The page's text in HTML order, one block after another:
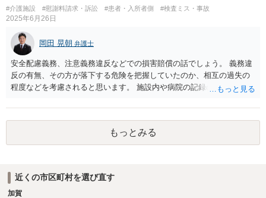
#介護施設 #慰謝料請求・訴訟 #患者・入所者側 #検査ミス・事故
2025年6月26日
岡田 晃朝 弁護士
安全配慮義務、注意義務違反などでの損害賠償の話でしょう。 義務違
反の有無、その方が落下する危険を把握していたのか、相互の過失の
程度などを考慮されると思います。 施設内や病院の記録の取得が必要
には会えて連絡せずに、証拠保全の手続きの検討も必要です（不意打
ちで、事務所内の証拠を押さえます。ただし費用が掛かりますし、あ
る程度証拠が事務所にあること、証拠の特定が出来なければなりませ
ん）。
もっとみる
近くの市区町村を選び直す
加賀